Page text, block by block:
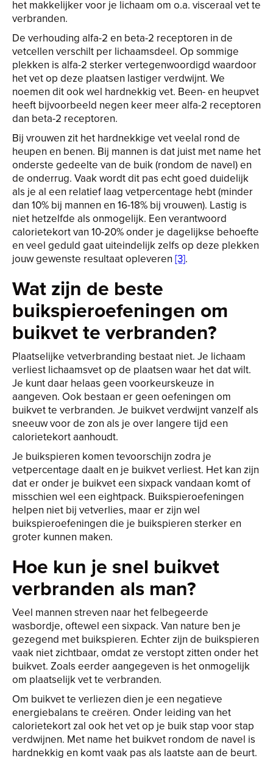
het makkelijker voor je lichaam om o.a. visceraal vet te
verbranden.
De verhouding alfa-2 en beta-2 receptoren in de
vetcellen verschilt per lichaamsdeel. Op sommige
plekken is alfa-2 sterker vertegenwoordigd waardoor
het vet op deze plaatsen lastiger verdwijnt. We
noemen dit ook wel hardnekkig vet. Been- en heupvet
heeft bijvoorbeeld negen keer meer alfa-2 receptoren
dan beta-2 receptoren.
Bij vrouwen zit het hardnekkige vet veelal rond de
heupen en benen. Bij mannen is dat juist met name het
onderste gedeelte van de buik (rondom de navel) en
de onderrug. Vaak wordt dit pas echt goed duidelijk
als je al een relatief laag vetpercentage hebt (minder
dan 10% bij mannen en 16-18% bij vrouwen). Lastig is
niet hetzelfde als onmogelijk. Een verantwoord
calorietekort van 10-20% onder je dagelijkse behoefte
en veel geduld gaat uiteindelijk zelfs op deze plekken
jouw gewenste resultaat opleveren [3].
Wat zijn de beste
buikspieroefeningen om
buikvet te verbranden?
Plaatselijke vetverbranding bestaat niet. Je lichaam
verliest lichaamsvet op de plaatsen waar het dat wilt.
Je kunt daar helaas geen voorkeurskeuze in
aangeven. Ook bestaan er geen oefeningen om
buikvet te verbranden. Je buikvet verdwijnt vanzelf als
sneeuw voor de zon als je over langere tijd een
calorietekort aanhoudt.
Je buikspieren komen tevoorschijn zodra je
vetpercentage daalt en je buikvet verliest. Het kan zijn
dat er onder je buikvet een sixpack vandaan komt of
misschien wel een eightpack. Buikspieroefeningen
helpen niet bij vetverlies, maar er zijn wel
buikspieroefeningen die je buikspieren sterker en
groter kunnen maken.
Hoe kun je snel buikvet
verbranden als man?
Veel mannen streven naar het felbegeerde
wasbordje, oftewel een sixpack. Van nature ben je
gezegend met buikspieren. Echter zijn de buikspieren
vaak niet zichtbaar, omdat ze verstopt zitten onder het
buikvet. Zoals eerder aangegeven is het onmogelijk
om plaatselijk vet te verbranden.
Om buikvet te verliezen dien je een negatieve
energiebalans te creëren. Onder leiding van het
calorietekort zal ook het vet op je buik stap voor stap
verdwijnen. Met name het buikvet rondom de navel is
hardnekkig en komt vaak pas als laatste aan de beurt.